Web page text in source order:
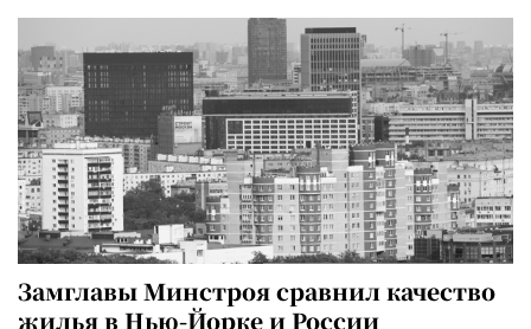
Замглавы Минстроя сравнил качество
жилья в Нью-Йорке и России